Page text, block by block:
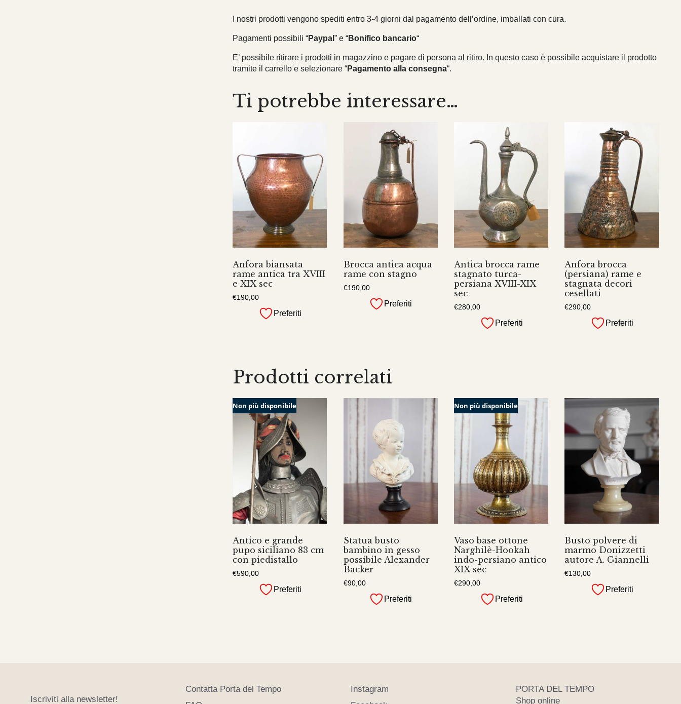
I nostri prodotti vengono spediti entro 3-4 giorni dal pagamento dell’ordine, imballati con cura.
Pagamenti possibili “Paypal” e “Bonifico bancario“
E’ possibile ritirare i prodotti in magazzino e pagare di persona al ritiro. In questo caso è possibile acquistare il prodotto
tramite il carrello e selezionare “Pagamento alla consegna“.
Ti potrebbe interessare…
Anfora biansata
rame antica tra XVIII
e XIX sec
€190,00
Preferiti
Brocca antica acqua
rame con stagno
€190,00
Preferiti
Antica brocca rame
stagnato turca-
persiana XVIII-XIX
sec
€280,00
Preferiti
Anfora brocca
(persiana) rame e
stagnata decori
cesellati
€290,00
Preferiti
Prodotti correlati
Non più disponibile
Antico e grande
pupo siciliano 83 cm
con piedistallo
€590,00
Preferiti
Statua busto
bambino in gesso
possibile Alexander
Backer
€90,00
Preferiti
Non più disponibile
Vaso base ottone
Narghilè-Hookah
indo-persiano antico
XIX sec
€290,00
Preferiti
Busto polvere di
marmo Donizzetti
autore A. Giannelli
€130,00
Preferiti
Iscriviti alla newsletter!
Contatta Porta del Tempo
Instagram
PORTA DEL TEMPO
Shop online